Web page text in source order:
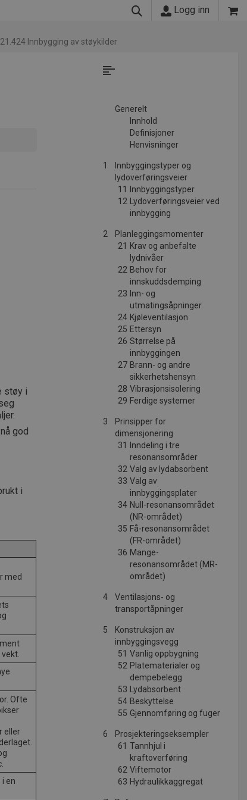
Logg inn
Innbygging av støykilder
støy i
god
i
med
Ofte
eller
en
Generelt
Innhold
Definisjoner
Henvisninger
1
Innbyggingstyper og
lydoverføringsveier
11
Innbyggingstyper
12 Lydoverføringsveier ved
innbygging
2
Planleggingsmomenter
21
Krav og anbefalte
lydnivåer
22 Behov for
innskuddsdemping
23 Inn- og
utmatingsåpninger
24 Kjøleventilasjon
25 Ettersyn
26 Størrelse på
innbyggingen
27 Brann- og andre
sikkerhetshensyn
28 Vibrasjonsisolering
29 Ferdige systemer
3
Prinsipper for
dimensjonering
31
Inndeling i tre
resonansområder
32 Valg av lydabsorbent
33 Valg av
innbyggingsplater
34 Null-resonansområdet
(NR-området)
35 Få-resonansområdet
(FR-området)
36 Mange-
resonansområdet (MR-
området)
4
Ventilasjons- og
transportåpninger
5
Konstruksjon av
innbyggingsvegg
51 Vanlig oppbygning
52 Platematerialer og
dempebelegg
53 Lydabsorbent
54 Beskyttelse
55 Gjennomføring og fuger
6
Prosjekteringseksempler
61 Tannhjul i
kraftoverføring
62 Viftemotor
63 Hydraulikkaggregat